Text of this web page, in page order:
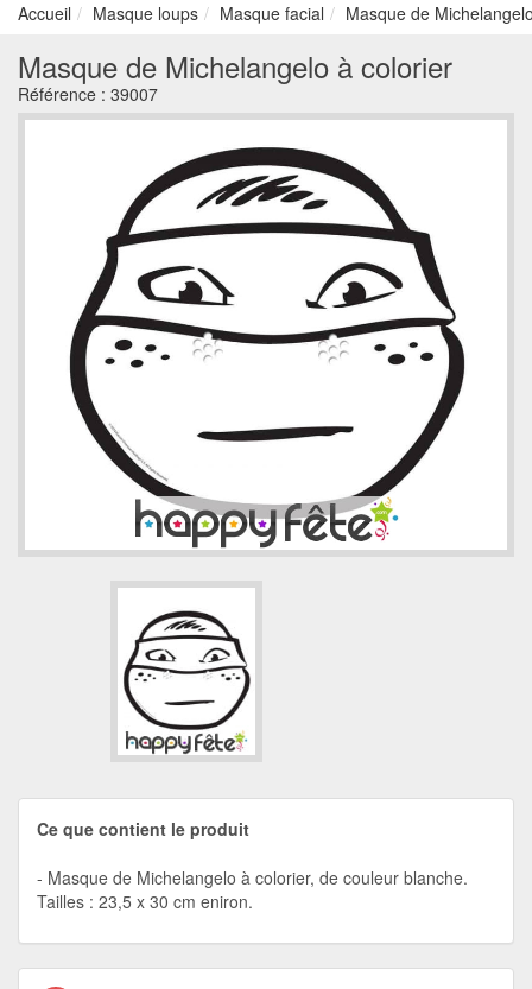
Accueil Masque loups Masque facial Masque de
Masque de Michelangelo à colorier
Référence : 39007
Ce que contient le produit
Masque de Michelangelo à colorier, de couleur blanche.
Tailles : 23,5 x 30 cm eniron.